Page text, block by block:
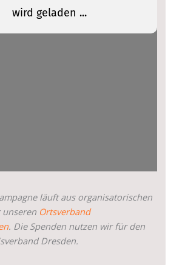
läuft aus organisatorischen
Ortsverband
. Die Spenden nutzen wir für den
Dresden.